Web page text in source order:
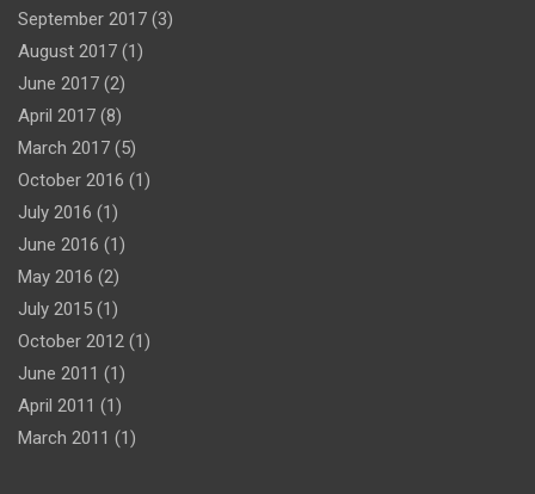
September 2017 (3)
August 2017 (1)
June 2017 (2)
April 2017 (8)
March 2017 (5)
October 2016 (1)
July 2016 (1)
June 2016 (1)
May 2016 (2)
July 2015 (1)
October 2012 (1)
June 2011 (1)
April 2011 (1)
March 2011 (1)